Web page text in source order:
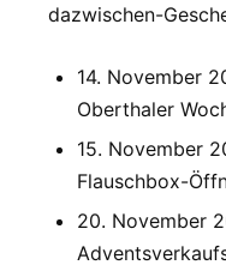
dazwischen-
14. November
Oberthaler
15. November
Flauschbox-
20. November